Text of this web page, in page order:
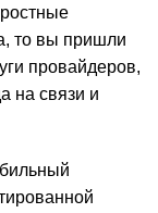
то вы пришли
провайдеров,
на связи и